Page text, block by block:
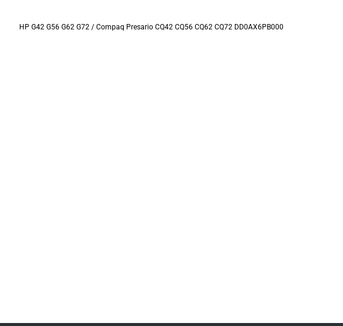
HP G42 G56 G62 G72 / Compaq Presario CQ42 CQ56 CQ62 CQ72 DD0AX6PB000